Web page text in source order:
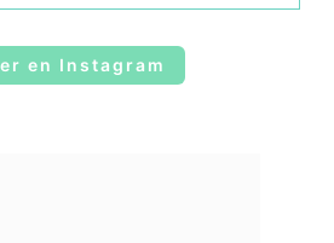
en Instagram